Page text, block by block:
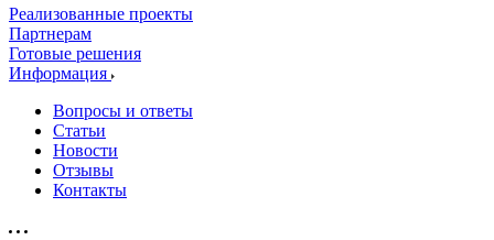
Реализованные проекты
Партнерам
Готовые решения
Информация
Вопросы и ответы
Статьи
Новости
Отзывы
Контакты